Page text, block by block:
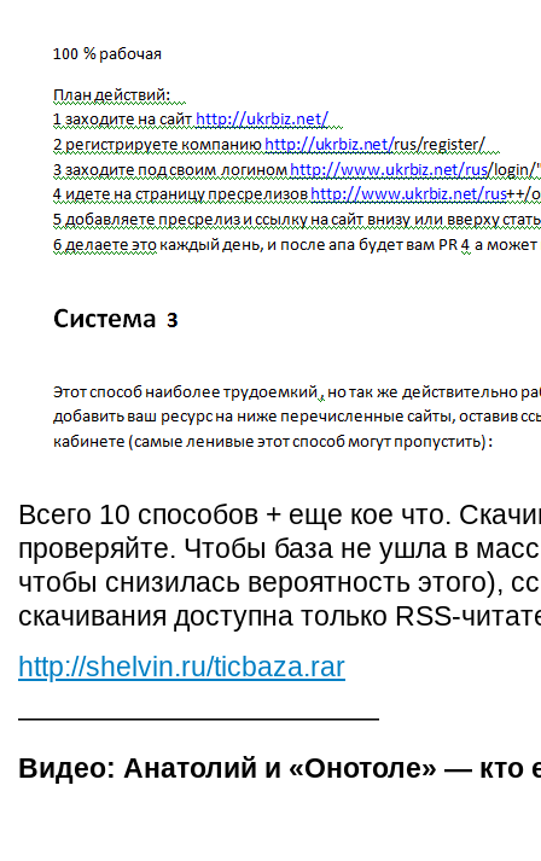
Всего 10 способов + еще кое что.
проверяйте. Чтобы база не ушла в
чтобы снизилась вероятность этого),
скачивания доступна только RSS-
http://shelvin.ru/ticbaza.rar
—————————————
Видео: Анатолий и «Онотоле» — кто